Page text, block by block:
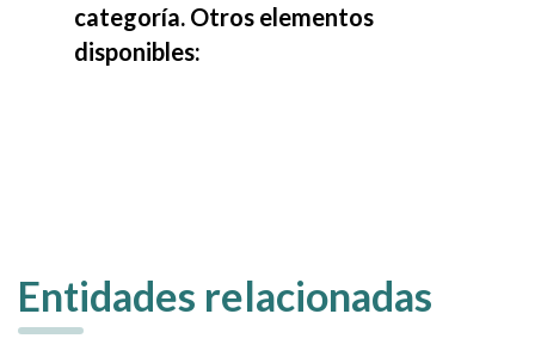
categoría. Otros elementos
disponibles:
Entidades relacionadas